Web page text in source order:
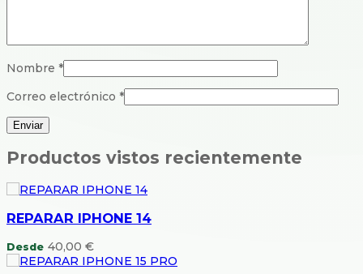
Nombre *
Correo electrónico *
Productos vistos recientemente
REPARAR IPHONE 14
Desde 40,00 €